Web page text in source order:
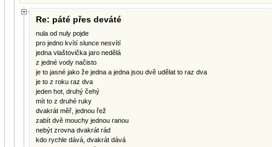
Re: páté přes deváté
nula od nuly pojde
pro jedno kvítí slunce nesvítí
jedna vlaštovička jaro nedělá
z jedné vody načisto
je to jasné jako že jedna a jedna jsou dvě udělat to raz dva
je to z roku raz dva
jeden hot, druhý čehý
mít to z druhé ruky
dvakrát měř, jednou řež
zabít dvě mouchy jednou ranou
nebýt zrovna dvakrát rád
kdo rychle dává, dvakrát dává